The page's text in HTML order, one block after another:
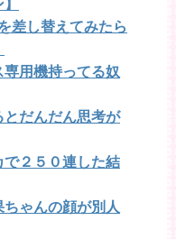
差し替えてみたら
専用機持ってる奴
とだんだん思考が
で２５０連した結
ちゃんの顔が別人